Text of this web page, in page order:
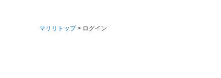
マリリトップ ログイン